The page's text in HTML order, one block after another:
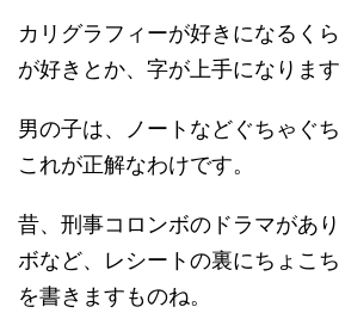
カリグラフィーが好きになるく
が好きとか、字が上手になります
男の子は、ノートなどぐちゃぐ
これが正解なわけです。
昔、刑事コロンボのドラマがあ
ボなど、レシートの裏にちょこ
を書きますものね。